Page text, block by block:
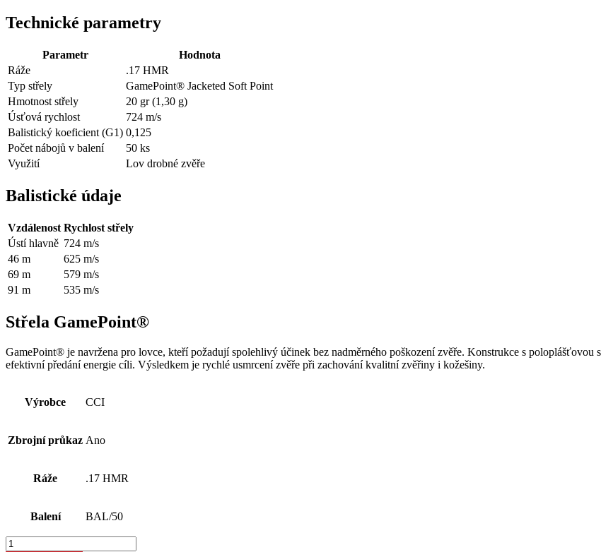
Technické parametry
Parametr
Hodnota
Ráže
.17 HMR
Typ střely
GamePoint® Jacketed Soft Point
Hmotnost střely
20 gr (1,30 g)
Úsťová rychlost
724 m/s
Balistický koeficient (G1) 0,125
Počet nábojů v balení
50 ks
Využití
Lov drobné zvěře
Balistické údaje
Vzdálenost Rychlost střely
Ústí hlavně 724 m/s
46 m
625 m/s
69 m
579 m/s
91 m
535 m/s
Střela GamePoint®
GamePoint® je navržena pro lovce, kteří požadují spolehlivý účinek bez nadměrného poškození zvěře. Konstrukce s
efektivní předání energie cíli. Výsledkem je rychlé usmrcení zvěře při zachování kvalitní zvěřiny i kožešiny.
Výrobce CCI
Zbrojní průkaz Ano
Ráže .17 HMR
Balení BAL/50
Náboj